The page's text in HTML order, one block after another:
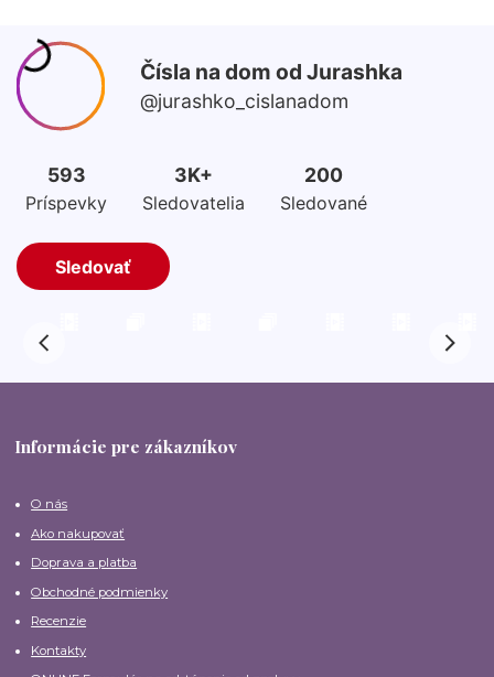
Informácie pre zákazníkov
O nás
Ako nakupovať
Doprava a platba
Obchodné podmienky
Recenzie
Kontakty